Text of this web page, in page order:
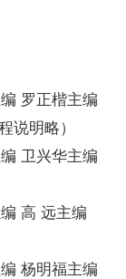
罗正楷主编
明略）
卫兴华主编
高 远主编
杨明福主编